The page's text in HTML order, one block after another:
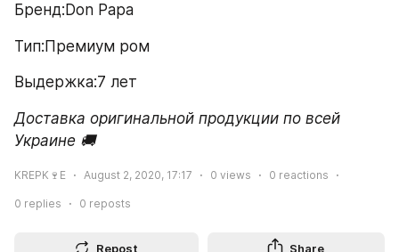
Бренд:Don Papa
Тип:Премиум ром
Выдержка:7 лет
Доставка оригинальной продукции по всей
Украине 🚚
KREPK🍷E August 2, 2020, 17:17 0 views 0 reactions
0 replies 0 reposts
Repost Share